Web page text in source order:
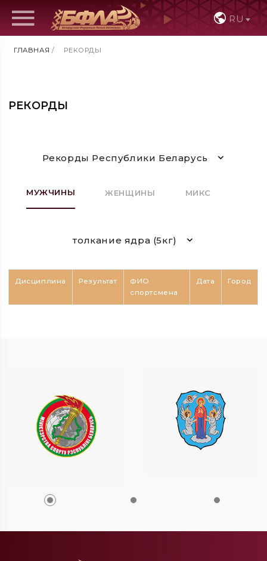
RU
ГЛАВНАЯ / РЕКОРДЫ
РЕКОРДЫ
Рекорды Республики Беларусь
МУЖЧИНЫ ЖЕНЩИНЫ МИКС
толкание ядра (5кг)
Дисциплина Результат
ФИО
спортсмена
Дата Город